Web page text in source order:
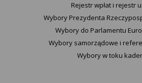
Rejestr wpłat i rejestr
Wybory Prezydenta
Wybory do Parlamentu
Wybory samorządowe i
Wybory w toku